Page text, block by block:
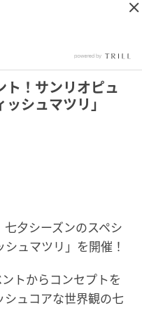
ト！サンリオピュ
シュマツリ」
夕シーズンのスペシ
ュマツリ」を開催！
トからコンセプトを
ュコアな世界観の七